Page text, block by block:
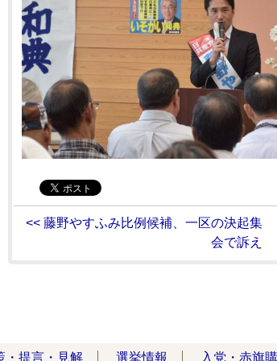
<< 藤野やすふみ比例候補、一区の決起集
会で訴え
・提言・見解 選挙情報 入党・赤旗